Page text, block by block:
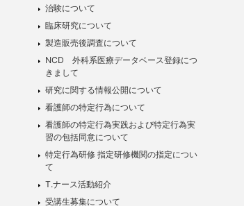
治験について
臨床研究について
製造販売後調査について
NCD 外科系医療データベース登録につ
きまして
研究に関する情報公開について
看護師の特定行為について
看護師の特定行為実践および特定行為実
習の包括同意について
特定行為研修 指定研修機関の指定につい
て
T.ナース活動紹介
受講生募集について